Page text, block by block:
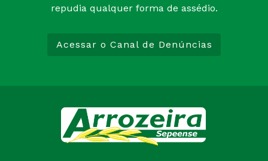
repudia qualquer forma de assédio.
Acessar o Canal de Denúncias